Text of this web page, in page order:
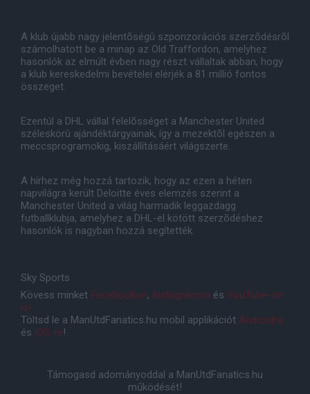
A klub újabb nagy jelentõségû szponzorációs szerzõdésrõl
számolhatott be a minap az Old Traffordon, amelyhez
hasonlók az elmúlt évben nagy részt vállaltak abban, hogy
a klub kereskedelmi bevételei elérjék a 81 millió fontos
összeget.
Ezentúl a DHL vállal felelõsséget a Manchester United
széleskörû ajándéktárgyainak, így a mezektõl egészen a
meccsprogramokig, kiszállításáért világszerte.
A hírhez még hozzá tartozik, hogy az ezen a héten
napvilágra került Deloitte éves elemzés szerint a
Manchester United a világ harmadik leggazdagg
futballklubja, amelyhez a DHL-el kötött szerzõdéshez
hasonlók is nagyban hozzá segítették.
Sky Sports
Kövess minket Facebookon, Instagramon és YouTube-on
is!
Töltsd le a ManUtdFanatics.hu mobil applikációt Androidra
és iOS-re!
Támogasd adományoddal a ManUtdFanatics.hu
működését!